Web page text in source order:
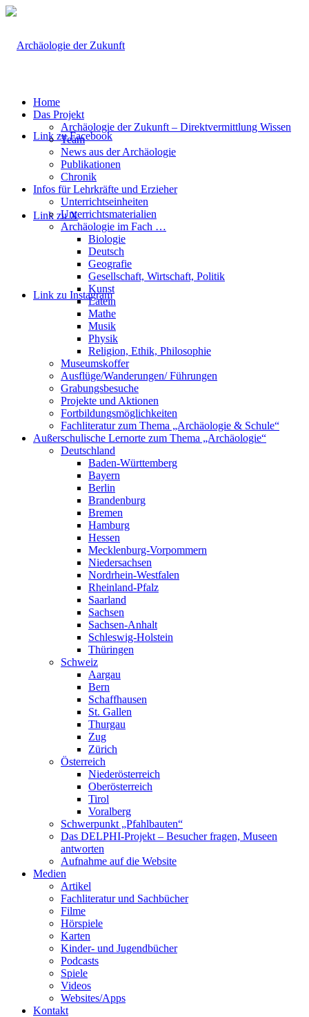
Link zu Facebook
Link zu X
Link zu Instagram
Home
Das Projekt
Archäologie der Zukunft – Direktvermittlung Wissen
Team
News aus der Archäologie
Publikationen
Chronik
Infos für Lehrkräfte und Erzieher
Unterrichtseinheiten
Unterrichtsmaterialien
Archäologie im Fach …
Biologie
Deutsch
Geografie
Gesellschaft, Wirtschaft, Politik
Kunst
Latein
Mathe
Musik
Physik
Religion, Ethik, Philosophie
Museumskoffer
Ausflüge/Wanderungen/ Führungen
Grabungsbesuche
Projekte und Aktionen
Fortbildungsmöglichkeiten
Fachliteratur zum Thema „Archäologie & Schule“
Außerschulische Lernorte zum Thema „Archäologie“
Deutschland
Baden-Württemberg
Bayern
Berlin
Brandenburg
Bremen
Hamburg
Hessen
Mecklenburg-Vorpommern
Niedersachsen
Nordrhein-Westfalen
Rheinland-Pfalz
Saarland
Sachsen
Sachsen-Anhalt
Schleswig-Holstein
Thüringen
Schweiz
Aargau
Bern
Schaffhausen
St. Gallen
Thurgau
Zug
Zürich
Österreich
Niederösterreich
Oberösterreich
Tirol
Voralberg
Schwerpunkt „Pfahlbauten“
Das DELPHI-Projekt – Besucher fragen, Museen
antworten
Aufnahme auf die Website
Medien
Artikel
Fachliteratur und Sachbücher
Filme
Hörspiele
Karten
Kinder- und Jugendbücher
Podcasts
Spiele
Videos
Websites/Apps
Kontakt